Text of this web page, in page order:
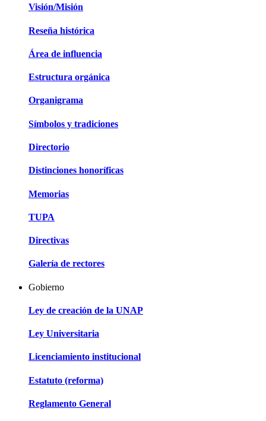
Visión/Misión
Reseña histórica
Área de influencia
Estructura orgánica
Organigrama
Símbolos y tradiciones
Directorio
Distinciones honoríficas
Memorias
TUPA
Directivas
Galería de rectores
Gobierno
Ley de creación de la UNAP
Ley Universitaria
Licenciamiento institucional
Estatuto (reforma)
Reglamento General